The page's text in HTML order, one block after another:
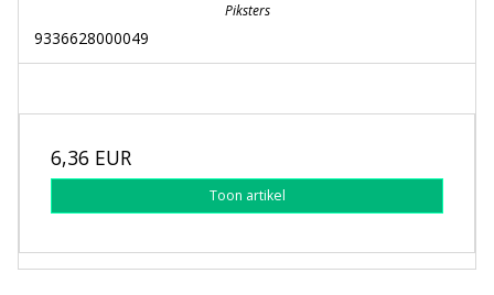
Piksters
9336628000049
6,36 EUR
Toon artikel